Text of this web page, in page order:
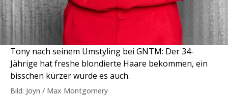
Tony nach seinem Umstyling bei GNTM: Der 34-
Jährige hat freshe blondierte Haare bekommen, ein
bisschen kürzer wurde es auch.
Bild: Joyn / Max Montgomery